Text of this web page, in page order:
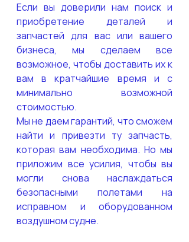
Если вы доверили нам поиск и
приобретение деталей и
запчастей для вас или вашего
бизнеса, мы сделаем все
возможное, чтобы доставить их к
вам в кратчайшие время и с
минимально возможной
стоимостью.
Мы не даем гарантий, что сможем
найти и привезти ту запчасть,
которая вам необходима. Но мы
приложим все усилия, чтобы вы
могли снова наслаждаться
безопасными полетами на
исправном и оборудованном
воздушном судне.